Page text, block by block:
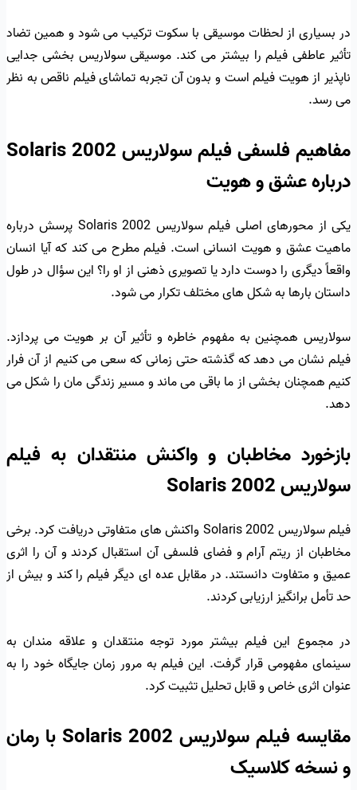
در بسیاری از لحظات موسیقی با سکوت ترکیب می شود و همین تضاد
تأثیر عاطفی فیلم را بیشتر می کند. موسیقی سولاریس بخشی جدایی
ناپذیر از هویت فیلم است و بدون آن تجربه تماشای فیلم ناقص به نظر
می رسد.
مفاهیم فلسفی فیلم سولاریس Solaris 2002
درباره عشق و هویت
یکی از محورهای اصلی فیلم سولاریس Solaris 2002 پرسش درباره
ماهیت عشق و هویت انسانی است. فیلم مطرح می کند که آیا انسان
واقعاً دیگری را دوست دارد یا تصویری ذهنی از او را؟ این سؤال در طول
داستان بارها به شکل های مختلف تکرار می شود.
سولاریس همچنین به مفهوم خاطره و تأثیر آن بر هویت می پردازد.
فیلم نشان می دهد که گذشته حتی زمانی که سعی می کنیم از آن فرار
کنیم همچنان بخشی از ما باقی می ماند و مسیر زندگی مان را شکل می
دهد.
بازخورد مخاطبان و واکنش منتقدان به فیلم
سولاریس Solaris 2002
فیلم سولاریس Solaris 2002 واکنش های متفاوتی دریافت کرد. برخی
مخاطبان از ریتم آرام و فضای فلسفی آن استقبال کردند و آن را اثری
عمیق و متفاوت دانستند. در مقابل عده ای دیگر فیلم را کند و بیش از
حد تأمل برانگیز ارزیابی کردند.
در مجموع این فیلم بیشتر مورد توجه منتقدان و علاقه مندان به
سینمای مفهومی قرار گرفت. این فیلم به مرور زمان جایگاه خود را به
عنوان اثری خاص و قابل تحلیل تثبیت کرد.
مقایسه فیلم سولاریس Solaris 2002 با رمان
و نسخه کلاسیک